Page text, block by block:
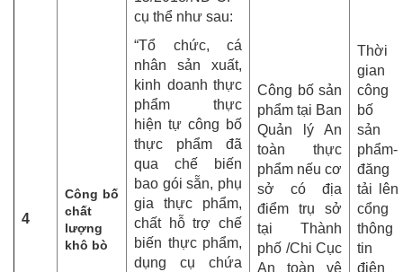
4
Công bố
chất
lượng
khô bò
cụ thể như sau:
“Tổ chức, cá
nhân sản xuất,
kinh doanh thực
phẩm thực
hiện tự công bố
thực phẩm đã
qua chế biến
bao gói sẵn, phụ
gia thực phẩm,
chất hỗ trợ chế
biến thực phẩm,
dụng cụ chứa
Công bố sản
phẩm tại Ban
Quản lý An
toàn thực
phẩm nếu cơ
sở có địa
điểm trụ sở
tại Thành
phố /Chi Cục
An toàn vệ
Thời
gian
công
bố
sản
phẩm-
đăng
tải lên
cổng
thông
tin
điện